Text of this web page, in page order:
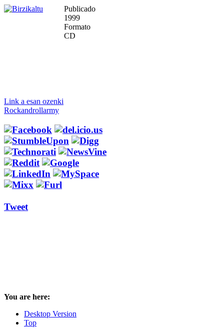
Publicado
1999
Formato
CD
Link a esan ozenki
Rockandrollarmy
Tweet
You are here:
Desktop Version
Top